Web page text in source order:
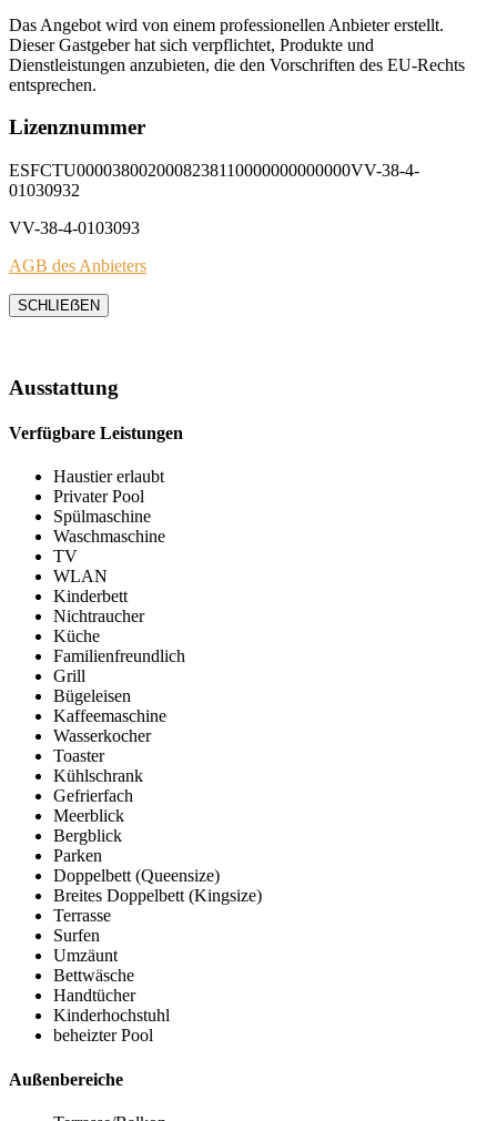
Das Angebot wird von einem professionellen Anbieter erstellt.
Dieser Gastgeber hat sich verpflichtet, Produkte und
Dienstleistungen anzubieten, die den Vorschriften des EU-Rechts
entsprechen.
Lizenznummer
ESFCTU0000380020008238110000000000000VV-38-4-
01030932
VV-38-4-0103093
AGB des Anbieters
SCHLIEẞEN
Ausstattung
Verfügbare Leistungen
Haustier erlaubt
Privater Pool
Spülmaschine
Waschmaschine
TV
WLAN
Kinderbett
Nichtraucher
Küche
Familienfreundlich
Grill
Bügeleisen
Kaffeemaschine
Wasserkocher
Toaster
Kühlschrank
Gefrierfach
Meerblick
Bergblick
Parken
Doppelbett (Queensize)
Breites Doppelbett (Kingsize)
Terrasse
Surfen
Umzäunt
Bettwäsche
Handtücher
Kinderhochstuhl
beheizter Pool
Außenbereiche